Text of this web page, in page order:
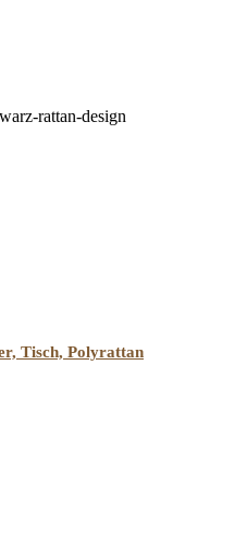
rattan-design
Tisch, Polyrattan